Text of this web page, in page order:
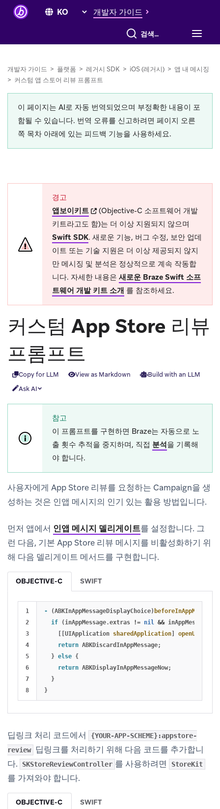
개발자 가이드
전체 검색
개발자 가이드 > 플랫폼 > 레거시 SDK > iOS (레거시) > 앱 내 메시징
> 커스텀 앱 스토어 리뷰 프롬프트
이 페이지는 AI로 자동 번역되었으며 부정확한 내용이 포
함될 수 있습니다. 번역 오류를 신고하려면 페이지 오른
쪽 목차 아래에 있는 피드백 기능을 사용하세요.
경고
앱보이키트(opens in new tab)
(Objective-C 소프트웨어 개발
키트라고도 함)는 더 이상 지원되지 않으며
Swift SDK. 새로운 기능, 버그 수정, 보안 업데
이트 또는 기술 지원은 더 이상 제공되지 않지
만 메시징 및 분석은 정상적으로 계속 작동합
니다. 자세한 내용은 새로운 Braze Swift 소프
트웨어 개발 키트 소개 를 참조하세요.
커스텀 App Store 리뷰
프롬프트
Copy for LLM View as Markdown
Build with an LLM
Ask AI
참고
이 프롬프트를 구현하면 Braze는 자동으로 노
출 횟수 추적을 중지하며, 직접 분석을 기록해
야 합니다.
사용자에게 App Store 리뷰를 요청하는 Campaign을 생
성하는 것은 인앱 메시지의 인기 있는 활용 방법입니다.
먼저 앱에서 인앱 메시지 델리게이트를 설정합니다. 그
런 다음, 기본 App Store 리뷰 메시지를 비활성화하기 위
해 다음 델리게이트 메서드를 구현합니다.
OBJECTIVE-C SWIFT
1
2
3
4
5
6
7
- (ABKInAppMessageDisplayChoice)
if
(inAppMessage.extras != nil && inAppMessage
[[UIApplication sharedApplication] openURL
return ABKDiscardInAppMessage;
} else {
return ABKDisplayInAppMessageNow;
}
}
딥링크 처리 코드에서
{YOUR-APP-SCHEME}:appstore-
review
딥링크를 처리하기 위해 다음 코드를 추가합니
다.
SKStoreReviewController 를 사용하려면 StoreKit
를 가져와야 합니다.
OBJECTIVE-C SWIFT